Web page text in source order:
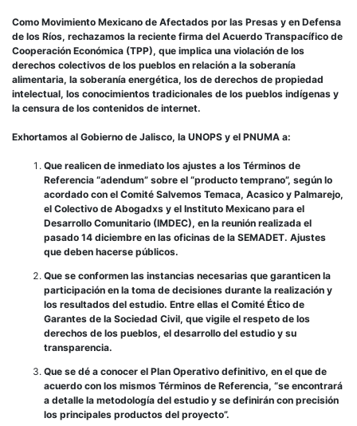
Como Movimiento Mexicano de Afectados por las Presas y en Defensa
de los Ríos, rechazamos la reciente firma del Acuerdo Transpacífico de
Cooperación Económica (TPP), que implica una violación de los
derechos colectivos de los pueblos en relación a la soberanía
alimentaria, la soberanía energética, los de derechos de propiedad
intelectual, los conocimientos tradicionales de los pueblos indígenas y
la censura de los contenidos de internet.
Exhortamos al Gobierno de Jalisco, la UNOPS y el PNUMA a:
Que realicen de inmediato los ajustes a los Términos de
Referencia “adendum” sobre el “producto temprano”, según lo
acordado con el Comité Salvemos Temaca, Acasico y Palmarejo,
el Colectivo de Abogadxs y el Instituto Mexicano para el
Desarrollo Comunitario (IMDEC), en la reunión realizada el
pasado 14 diciembre en las oficinas de la SEMADET. Ajustes
que deben hacerse públicos.
Que se conformen las instancias necesarias que garanticen la
participación en la toma de decisiones durante la realización y
los resultados del estudio. Entre ellas el Comité Ético de
Garantes de la Sociedad Civil, que vigile el respeto de los
derechos de los pueblos, el desarrollo del estudio y su
transparencia.
Que se dé a conocer el Plan Operativo definitivo, en el que de
acuerdo con los mismos Términos de Referencia, “se encontrará
a detalle la metodología del estudio y se definirán con precisión
los principales productos del proyecto”.